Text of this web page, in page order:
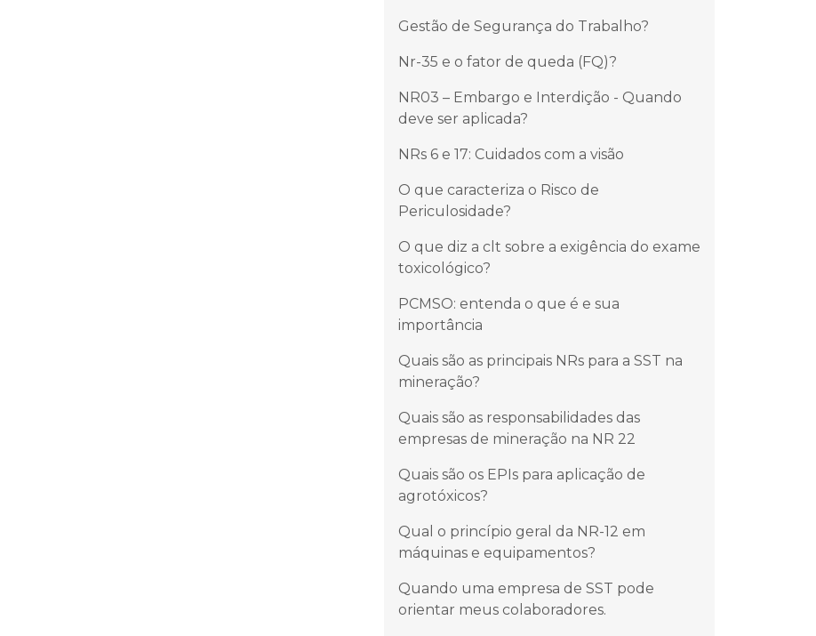
Gestão de Segurança do Trabalho?
Nr-35 e o fator de queda (FQ)?
NR03 – Embargo e Interdição - Quando
deve ser aplicada?
NRs 6 e 17: Cuidados com a visão
O que caracteriza o Risco de
Periculosidade?
O que diz a clt sobre a exigência do exame
toxicológico?
PCMSO: entenda o que é e sua
importância
Quais são as principais NRs para a SST na
mineração?
Quais são as responsabilidades das
empresas de mineração na NR 22
Quais são os EPIs para aplicação de
agrotóxicos?
Qual o princípio geral da NR-12 em
máquinas e equipamentos?
Quando uma empresa de SST pode
orientar meus colaboradores.